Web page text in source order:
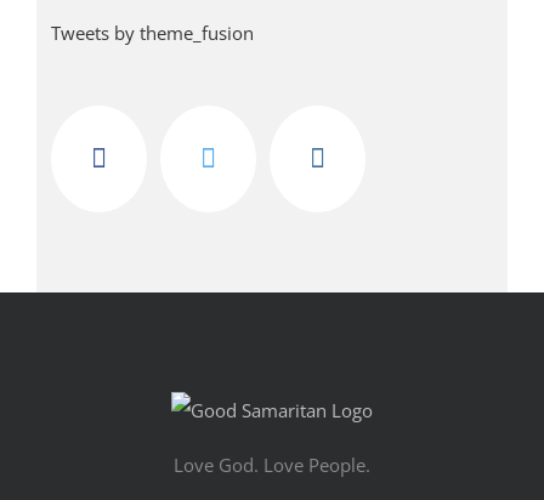
Tweets by theme_fusion
Love God. Love People.